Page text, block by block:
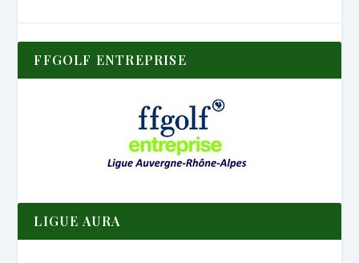
FFGOLF ENTREPRISE
LIGUE AURA